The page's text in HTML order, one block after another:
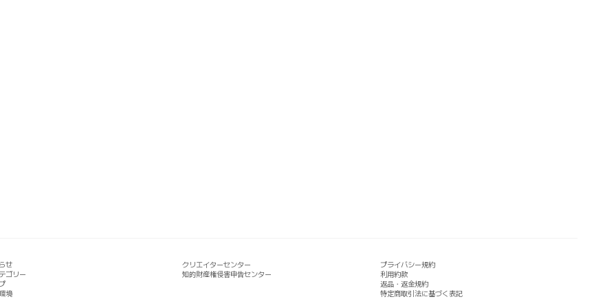
せ
ゴリー
境
クリエイターセンター
知的財産権侵害申告センター
プライバシー規約
利用約款
返品・返金規約
特定商取引法に基づく表記